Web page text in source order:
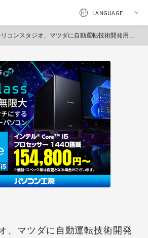
ンスタジオ、マツダに自動運転技術開発用合成データ生成・編集ツールを開発・提供（シリコンスタジオ）
、マツダに自動運転技術開発